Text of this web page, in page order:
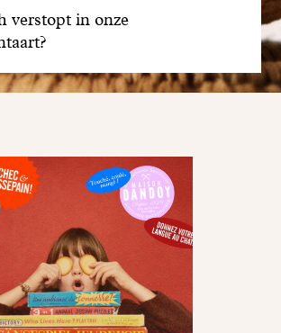
verstopt in onze